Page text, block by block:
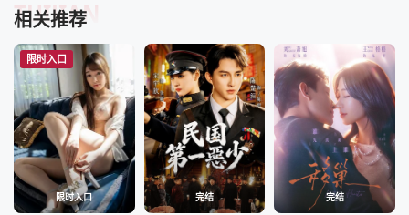
相关推荐
TUIJIAN
限时入口
限时入口 完结 完结